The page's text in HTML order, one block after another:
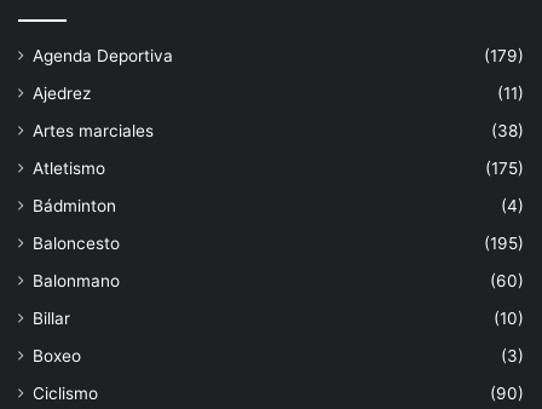
Agenda Deportiva
(179)
Ajedrez
(11)
Artes marciales
(38)
Atletismo
(175)
Bádminton
(4)
Baloncesto
(195)
Balonmano
(60)
Billar
(10)
Boxeo
(3)
Ciclismo
(90)